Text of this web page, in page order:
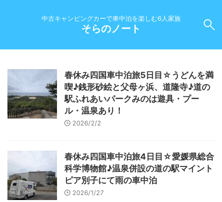
中古キャンピングカーで車中泊を楽しむ6人家族
そらのノート
春休み四国車中泊旅5日目☆うどんを満
喫♪銭形砂絵と父母ヶ浜、道隆寺♪道の
駅ふれあいパークみのは遊具・プー
ル・温泉あり！
2026/2/2
春休み四国車中泊旅4日目☆愛媛県総合
科学博物館♪温泉併設の道の駅マイント
ピア別子にて雨の車中泊
2026/1/27